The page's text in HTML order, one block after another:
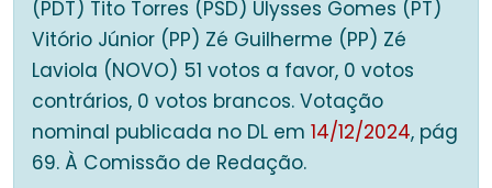
(PDT) Tito Torres (PSD) Ulysses Gomes (PT)
Vitório Júnior (PP) Zé Guilherme (PP) Zé
Laviola (NOVO) 51 votos a favor, 0 votos
contrários, 0 votos brancos. Votação
nominal publicada no DL em 14/12/2024, pág
69. À Comissão de Redação.